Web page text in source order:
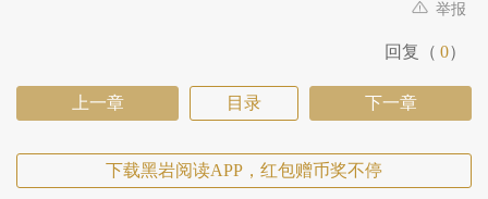
举报
回复（ 0）
上一章 目录 下一章
下载黑岩阅读APP，红包赠币奖不停